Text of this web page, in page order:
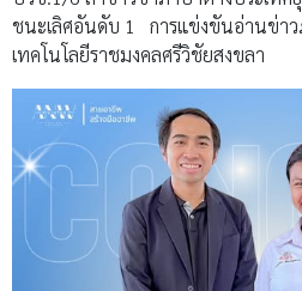
ชนะเลิศอันดับ 1 การแข่งขันอ่านข่า
เทคโนโลยีราชมงคลศรีวิชัยสงขลา